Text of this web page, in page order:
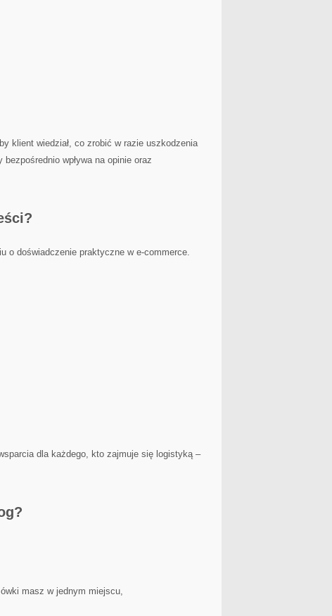
klient wiedział, co zrobić w razie uszkodzenia
wpływa na opinie oraz
o doświadczenie praktyczne w e-commerce.
dla każdego, kto zajmuje się logistyką –
masz w jednym miejscu,